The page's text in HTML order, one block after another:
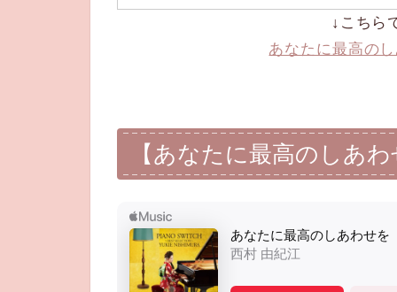
↓こちら
あなたに最高の
【あなたに最高のしあ